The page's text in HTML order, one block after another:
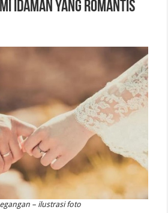
Idaman yang Romantis
– ilustrasi foto